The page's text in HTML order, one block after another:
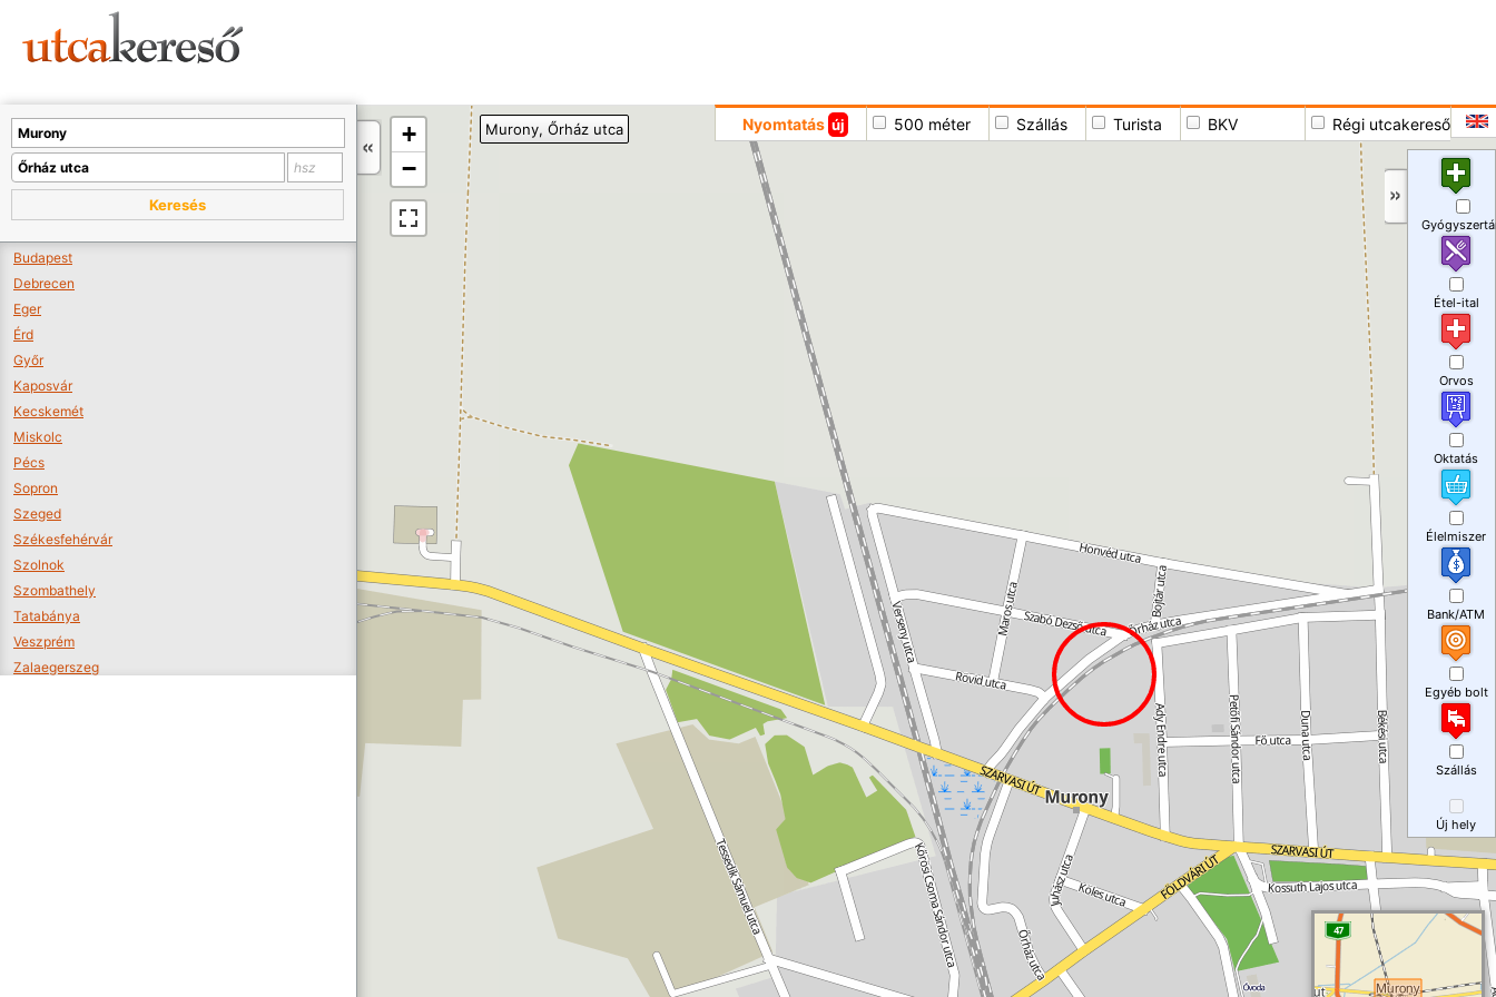
+
−
Nyomtatás új 500 méter Szállás Turista BKV Régi utcakereső
Murony, Őrház utca
Keresés
Budapest
Debrecen
Eger
Érd
Győr
Kaposvár
Kecskemét
Miskolc
Pécs
Sopron
Szeged
Székesfehérvár
Szolnok
Szombathely
Tatabánya
Veszprém
Zalaegerszeg
Étel-ital
Orvos
Oktatás
Élelmiszer
Bank/ATM
Egyéb bolt
Szállás
Új hely
A térképet kicsinyíteni kell, hogy látszódjanak a boltok.
Boltok látszódjanak >>